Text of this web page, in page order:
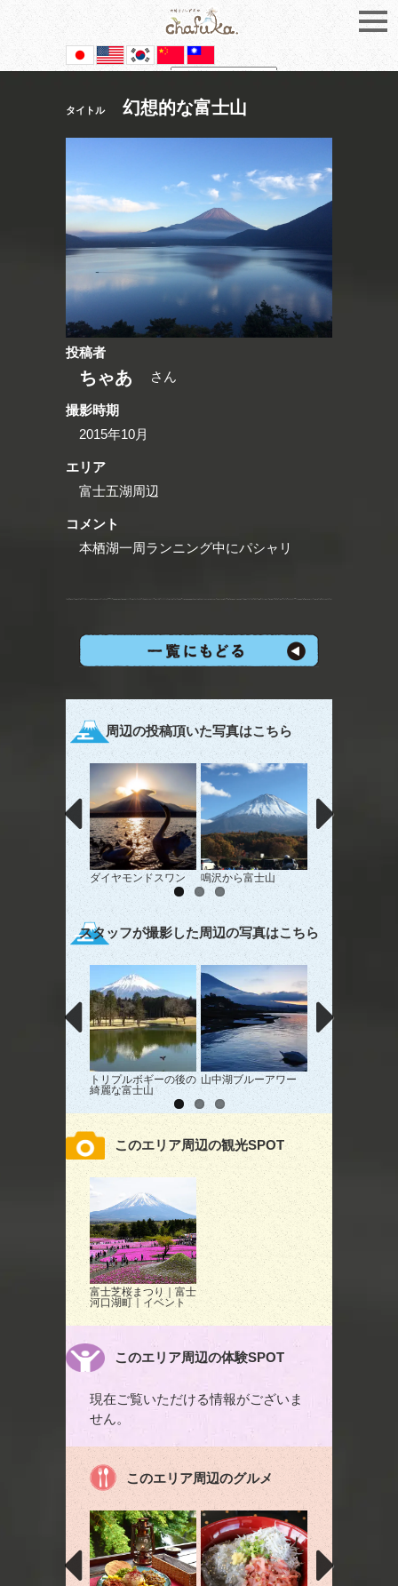
Powered by
タイトル 幻想的な富士山
投稿者
ちゃあ さん
撮影時期
2015年10月
エリア
富士五湖周辺
コメント
本栖湖一周ランニング中にパシャリ
周辺の投稿頂いた写真はこちら
ダイヤモンドスワン 鳴沢から富士山
スタッフが撮影した周辺の写真はこちら
トリプルボギーの後の
綺麗な富士山
山中湖ブルーアワー
このエリア周辺の観光SPOT
富士芝桜まつり｜富士
河口湖町｜イベント
このエリア周辺の体験SPOT
現在ご覧いただける情報がございま
せん。
このエリア周辺のグルメ